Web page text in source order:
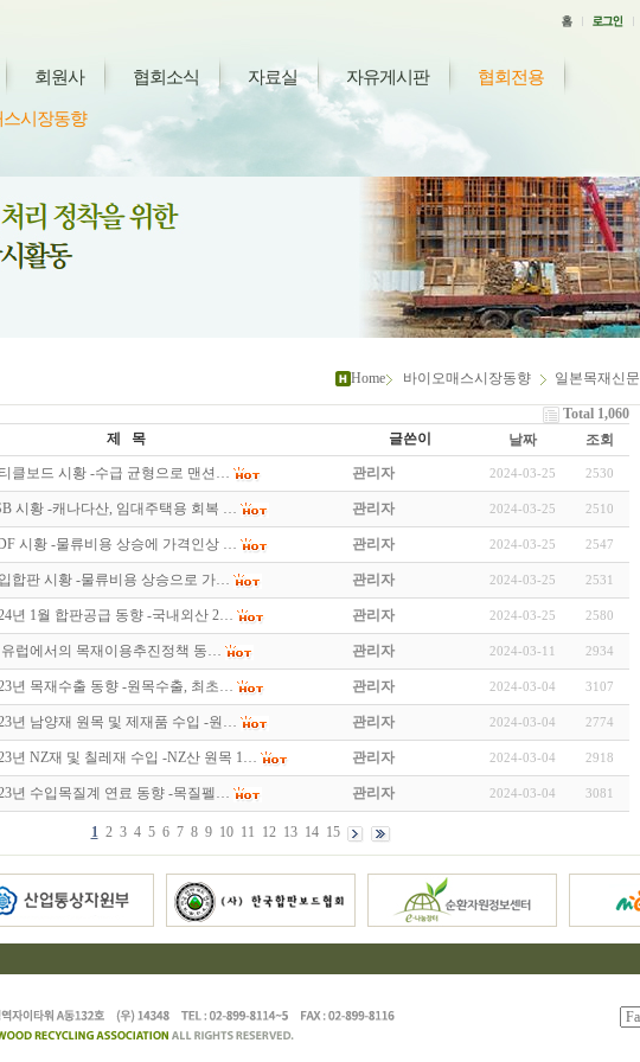
회원사 협회소식 자료실 자유게시판 협회전용
시장동향
Home 바이오매스시장동향 일본목재신문
Total 1,060
제 목 글쓴이 날짜
조회
클보드 시황 -수급 균형으로 맨션… 관리자 2024-03-25 2530
시황 -캐나다산, 임대주택용 회복 … 관리자 2024-03-25 2510
시황 -물류비용 상승에 가격인상 … 관리자 2024-03-25 2547
합판 시황 -물류비용 상승으로 가… 관리자 2024-03-25 2531
년 1월 합판공급 동향 -국내외산 2… 관리자 2024-03-25 2580
럽에서의 목재이용추진정책 동… 관리자 2024-03-11 2934
년 목재수출 동향 -원목수출, 최초… 관리자 2024-03-04 3107
년 남양재 원목 및 제재품 수입 -원… 관리자 2024-03-04 2774
년 NZ재 및 칠레재 수입 -NZ산 원목 1… 관리자 2024-03-04 2918
년 수입목질계 연료 동향 -목질펠… 관리자 2024-03-04 3081
1 2 3 4 5 6 7 8 9 10 11 12 13 14 15